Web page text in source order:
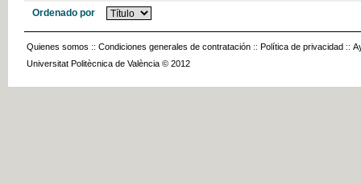
Ordenado por
Quienes somos :: Condiciones generales de contratación :: Política de privacidad ::
Universitat Politècnica de València © 2012